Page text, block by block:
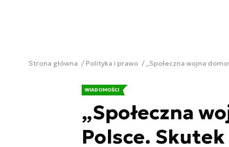
Strona główna Polityka i prawo „Społeczna wojna
WIADOMOŚCI
„Społeczna
Polsce. Skutek